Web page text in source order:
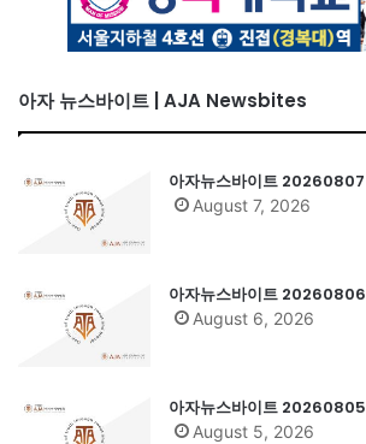
아자 뉴스바이트 | AJA Newsbites
아자뉴스바이트 20260807
August 7, 2026
아자뉴스바이트 20260806
August 6, 2026
아자뉴스바이트 20260805
August 5, 2026